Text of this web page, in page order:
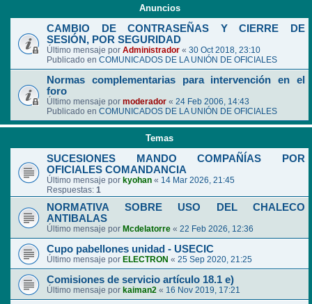
Anuncios
CAMBIO DE CONTRASEÑAS Y CIERRE DE
SESIÓN, POR SEGURIDAD
Último mensaje por Administrador « 30 Oct 2018, 23:10
Publicado en COMUNICADOS DE LA UNIÓN DE OFICIALES
Normas complementarias para intervención en el
foro
Último mensaje por moderador « 24 Feb 2006, 14:43
Publicado en COMUNICADOS DE LA UNIÓN DE OFICIALES
Temas
SUCESIONES MANDO COMPAÑÍAS POR
OFICIALES COMANDANCIA
Último mensaje por kyohan « 14 Mar 2026, 21:45
Respuestas: 1
NORMATIVA SOBRE USO DEL CHALECO
ANTIBALAS
Último mensaje por Mcdelatorre « 22 Feb 2026, 12:36
Cupo pabellones unidad - USECIC
Último mensaje por ELECTRON « 25 Sep 2020, 21:25
Comisiones de servicio artículo 18.1 e)
Último mensaje por kaiman2 « 16 Nov 2019, 17:21